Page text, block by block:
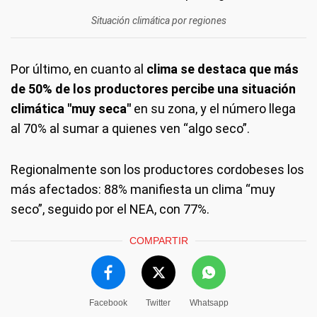
Situación climática por regiones
Por último, en cuanto al clima se destaca que más
de 50% de los productores percibe una situación
climática "muy seca" en su zona, y el número llega
al 70% al sumar a quienes ven “algo seco”.
Regionalmente son los productores cordobeses los
más afectados: 88% manifiesta un clima “muy
seco”, seguido por el NEA, con 77%.
COMPARTIR
Facebook Twitter Whatsapp